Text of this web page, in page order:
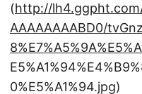
(http://
AAAAAAAABD0/
0%E5%A1%94.jpg)